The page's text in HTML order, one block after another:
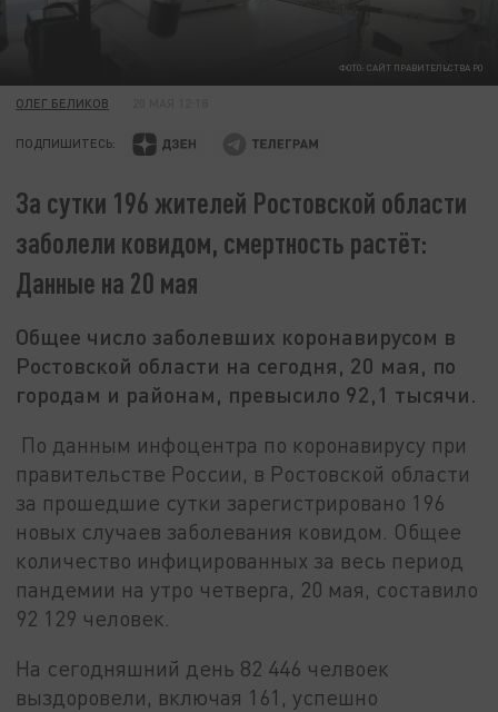
ФОТО: САЙТ ПРАВИТЕЛЬСТВА РО
ОЛЕГ БЕЛИКОВ
ПОДПИШИТЕСЬ:
За сутки 196 жителей Ростовской области
заболели ковидом, смертность растёт:
Данные на 20 мая
Общее число заболевших коронавирусом в
Ростовской области на сегодня, 20 мая, по
городам и районам, превысило 92,1 тысячи.
По данным инфоцентра по коронавирусу при
правительстве России, в Ростовской области
за прошедшие сутки зарегистрировано 196
новых случаев заболевания ковидом. Общее
количество инфицированных за весь период
пандемии на утро четверга, 20 мая, составило
92 129 человек.
На сегодняшний день 82 446 челвоек
выздоровели, включая 161, успешно